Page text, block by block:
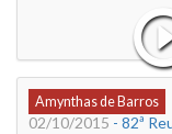
Amynthas de Barros
02/10/2015 - 82ª